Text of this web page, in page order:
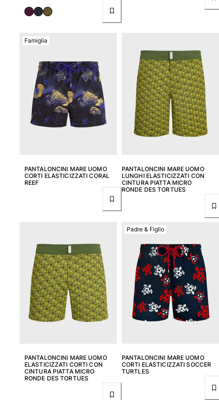
PANTALONCINI MARE UOMO
CORTI ELASTICIZZATI CORAL
REEF
Famiglia
PANTALONCINI MARE UOMO
LUNGHI ELASTICIZZATI CON
CINTURA PIATTA MICRO
RONDE DES TORTUES
PANTALONCINI MARE UOMO
ELASTICIZZATI CORTI CON
CINTURA PIATTA MICRO
RONDE DES TORTUES
PANTALONCINI MARE UOMO
CORTI ELASTICIZZATI SOCCER
TURTLES
Padre & Figlio